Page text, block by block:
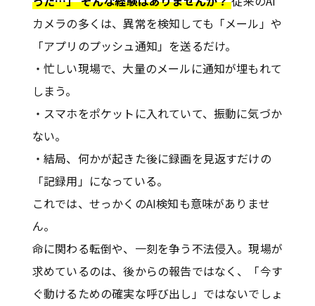
カメラの多くは、異常を検知しても「メール」や
「アプリのプッシュ通知」を送るだけ。
・忙しい現場で、大量のメールに通知が埋もれて
しまう。
・スマホをポケットに入れていて、振動に気づか
ない。
・結局、何かが起きた後に録画を見返すだけの
「記録用」になっている。
これでは、せっかくのAI検知も意味がありませ
ん。
命に関わる転倒や、一刻を争う不法侵入。現場が
求めているのは、後からの報告ではなく、「今す
ぐ動けるための確実な呼び出し」ではないでしょ